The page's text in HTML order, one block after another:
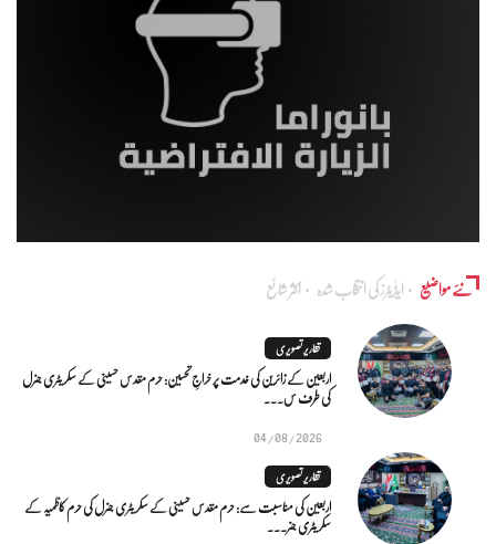
نئے مواضیع ایڈٰیٹرز کی انتخاب شدہ اکثر شائع
تقاریر تصویری
اربعین کے زائرین کی خدمت پر خراجِ تحسین: حرم مقدس حسینی کے سکریٹری جنرل
کی طرف س...
04/08/2026
تقاریر تصویری
اربعین کی مناسبت سے: حرم مقدس حسینی کے سکریٹری جنرل کی حرم کاظمیہ کے
سکریٹری جنر...